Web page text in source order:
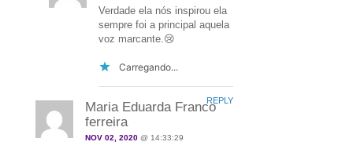
Verdade ela nós inspirou ela
sempre foi a principal aquela
voz marcante.😢
Carregando...
Maria Eduarda Franco
ferreira
NOV 02, 2020 @ 14:33:29
REPLY